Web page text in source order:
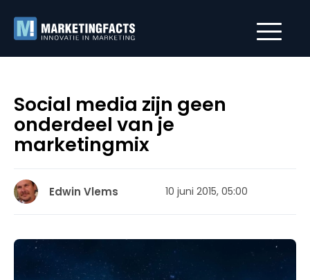
Social media zijn geen
onderdeel van je
marketingmix
Edwin Vlems 10 juni 2015, 05:00